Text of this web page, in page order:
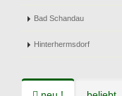
Bad Schandau
Hinterhermsdorf